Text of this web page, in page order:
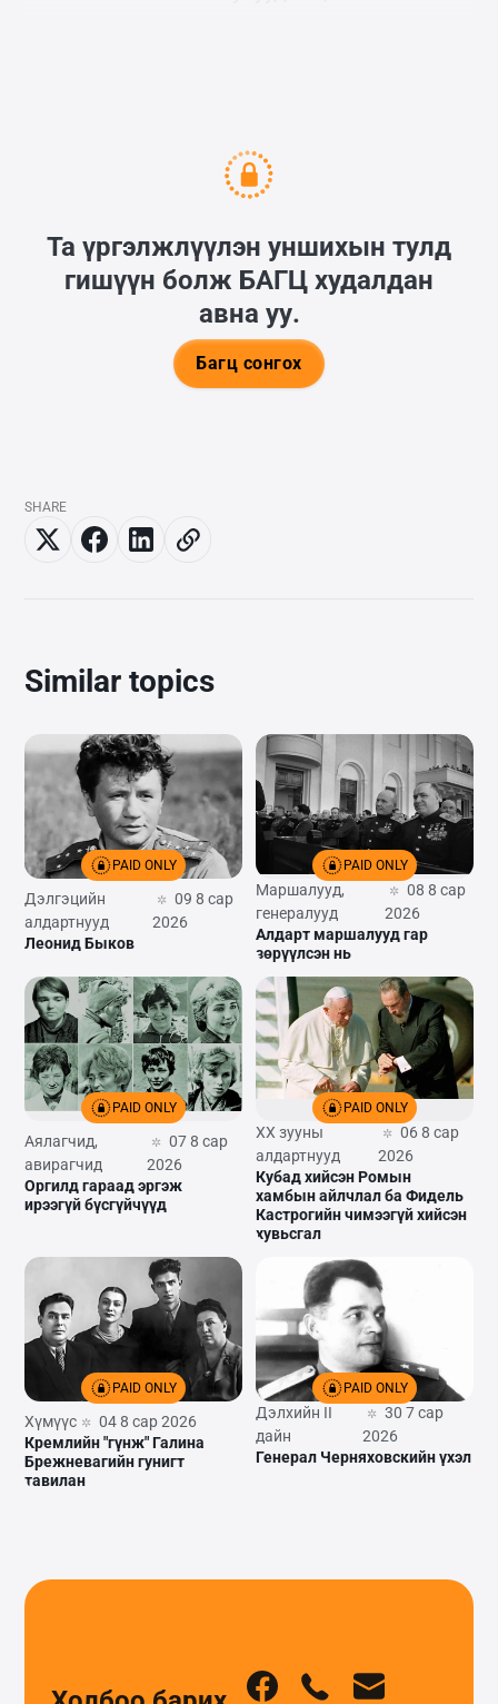
Та үргэлжлүүлэн уншихын тулд
гишүүн болж БАГЦ худалдан
авна уу.
Багц сонгох
SHARE
Similar topics
PAID ONLY
Дэлгэцийн
алдартнууд
09 8 сар
2026
Леонид Быков
PAID ONLY
Маршалууд,
генералууд
08 8 сар
2026
Алдарт маршалууд гар
зөрүүлсэн нь
PAID ONLY
Аялагчид,
авирагчид
07 8 сар
2026
Оргилд гараад эргэж
ирээгүй бүсгүйчүүд
PAID ONLY
XX зууны
алдартнууд
06 8 сар
2026
Кубад хийсэн Ромын
хамбын айлчлал ба Фидель
Кастрогийн чимээгүй хийсэн
хувьсгал
PAID ONLY
Хүмүүс
04 8 сар 2026
Кремлийн "гүнж" Галина
Брежневагийн гунигт
тавилан
PAID ONLY
Дэлхийн II
дайн
30 7 сар
2026
Генерал Черняховскийн үхэл